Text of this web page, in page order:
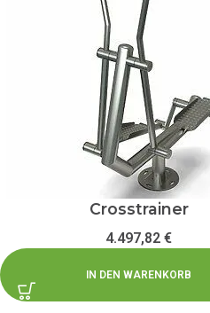
Crosstrainer
4.497,82€
IN DEN WARENKORB